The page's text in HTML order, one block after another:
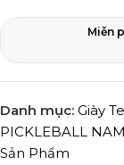
Miễn
Danh mục: Giày
PICKLEBALL NAM
Sản Phẩm